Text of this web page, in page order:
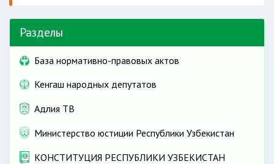
Разделы
База нормативно-правовых актов
Кенгаш народных депутатов
Адлия ТВ
Министерство юстиции Республики Узбекистан
КОНСТИТУЦИЯ РЕСПУБЛИКИ УЗБЕКИСТАН